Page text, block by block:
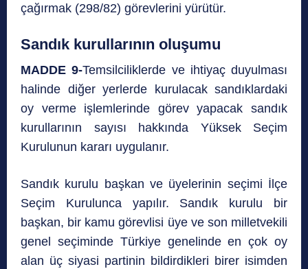
çağırmak (298/82) görevlerini yürütür.
Sandık kurullarının oluşumu
MADDE 9-Temsilciliklerde ve ihtiyaç duyulması
halinde diğer yerlerde kurulacak sandıklardaki
oy verme işlemlerinde görev yapacak sandık
kurullarının sayısı hakkında Yüksek Seçim
Kurulunun kararı uygulanır.
Sandık kurulu başkan ve üyelerinin seçimi İlçe
Seçim Kurulunca yapılır. Sandık kurulu bir
başkan, bir kamu görevlisi üye ve son milletvekili
genel seçiminde Türkiye genelinde en çok oy
alan üç siyasi partinin bildirdikleri birer isimden